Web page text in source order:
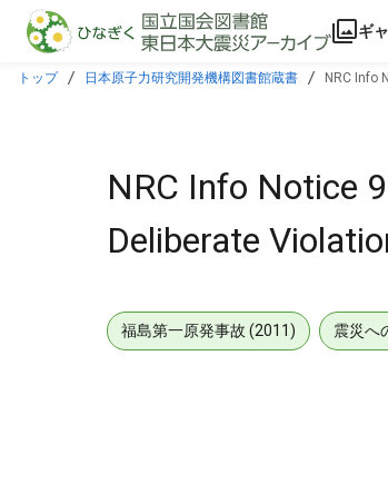
本文に飛ぶ
ギ
トップ 日本原子力研究開発機構図書館蔵書 NRC Info
NRC Info Notice
Deliberate
福島第一原発事故 (2011) 震災へ